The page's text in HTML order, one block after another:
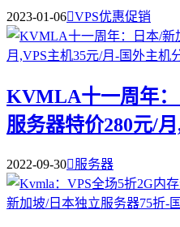
2023-01-06VPS优惠促销
KVMLA十一周年
服务器特价280元/
2022-09-30服务器